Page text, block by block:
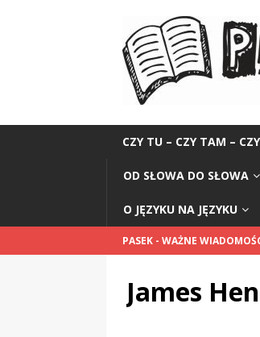
CZY TU – CZY TAM –
OD SŁOWA DO SŁOWA
O JĘZYKU NA JĘZYKU
PASEK - WAŻNE
James